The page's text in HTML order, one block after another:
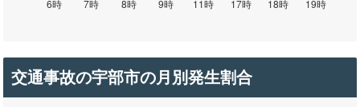
交通事故の宇部市の月別発生割合